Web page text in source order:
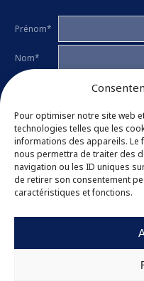
Pour optimiser notre site web
technologies telles que les
informations des appareils. Le
nous permettra de traiter des
navigation ou les ID uniques
de retirer son consentement
caractéristiques et fonctions.
Prénom*
Nom*
activités de l'association par e-
un lien permettant de se
J'ai lu et j'accepte la